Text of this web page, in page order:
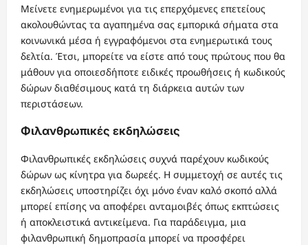
Μείνετε ενημερωμένοι για τις επερχόμενες επετείους
ακολουθώντας τα αγαπημένα σας εμπορικά σήματα στα
κοινωνικά μέσα ή εγγραφόμενοι στα ενημερωτικά τους
δελτία. Έτσι, μπορείτε να είστε από τους πρώτους που θα
μάθουν για οποιεσδήποτε ειδικές προωθήσεις ή κωδικούς
δώρων διαθέσιμους κατά τη διάρκεια αυτών των
περιστάσεων.
Φιλανθρωπικές εκδηλώσεις
Φιλανθρωπικές εκδηλώσεις συχνά παρέχουν κωδικούς
δώρων ως κίνητρα για δωρεές. Η συμμετοχή σε αυτές τις
εκδηλώσεις υποστηρίζει όχι μόνο έναν καλό σκοπό αλλά
μπορεί επίσης να αποφέρει ανταμοιβές όπως εκπτώσεις
ή αποκλειστικά αντικείμενα. Για παράδειγμα, μια
φιλανθρωπική δημοπρασία μπορεί να προσφέρει